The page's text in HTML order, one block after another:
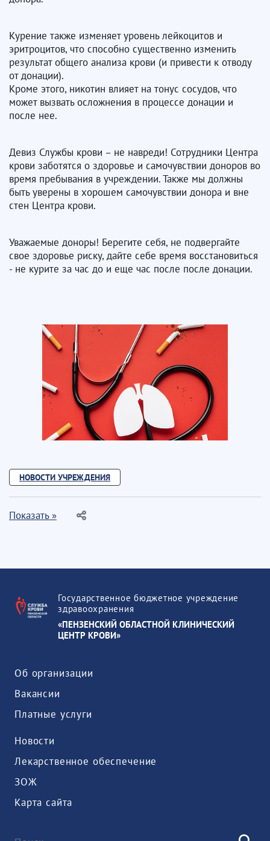
Курение также изменяет уровень лейкоцитов и
эритроцитов, что способно существенно изменить
результат общего анализа крови (и привести к отводу
от донации).
Кроме этого, никотин влияет на тонус сосудов, что
может вызвать осложнения в процессе донации и
после нее.
Девиз Службы крови – не навреди! Сотрудники Центра
крови заботятся о здоровье и самочувствии доноров во
время пребывания в учреждении. Также мы должны
быть уверены в хорошем самочувствии донора и вне
стен Центра крови.​​​​​​​
Уважаемые доноры! Берегите себя, не подвергайте
свое здоровье риску, дайте себе время восстановиться
- не курите за час до и еще час после после донации.
НОВОСТИ УЧРЕЖДЕНИЯ
Показать »
Государственное бюджетное учреждение
здравоохранения
«ПЕНЗЕНСКИЙ ОБЛАСТНОЙ КЛИНИЧЕСКИЙ
ЦЕНТР КРОВИ»
Об организации
Вакансии
Платные услуги
Новости
Лекарственное обеспечение
ЗОЖ
Карта сайта